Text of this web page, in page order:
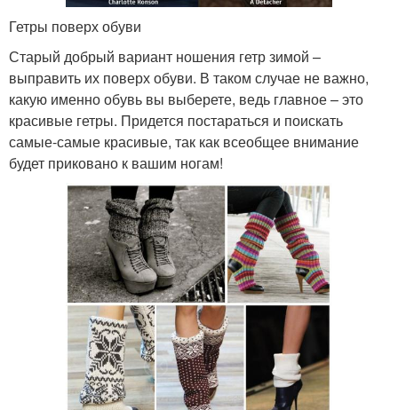
Гетры поверх обуви
Старый добрый вариант ношения гетр зимой –
выправить их поверх обуви. В таком случае не важно,
какую именно обувь вы выберете, ведь главное – это
красивые гетры. Придется постараться и поискать
самые-самые красивые, так как всеобщее внимание
будет приковано к вашим ногам!